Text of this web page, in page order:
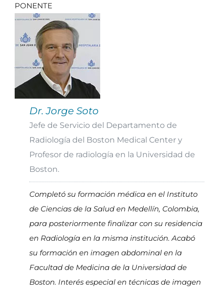
PONENTE
Dr. Jorge Soto
Jefe de Servicio del Departamento de
Radiología del Boston Medical Center y
Profesor de radiología en la Universidad de
Boston.
Completó su formación médica en el Instituto
de Ciencias de la Salud en Medellín, Colombia,
para posteriormente finalizar con su residencia
en Radiología en la misma institución. Acabó
su formación en imagen abdominal en la
Facultad de Medicina de la Universidad de
Boston. Interés especial en técnicas de imagen